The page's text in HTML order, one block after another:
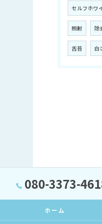
セルフホワ
照射 除
舌苔 白
080-3373-
ホーム